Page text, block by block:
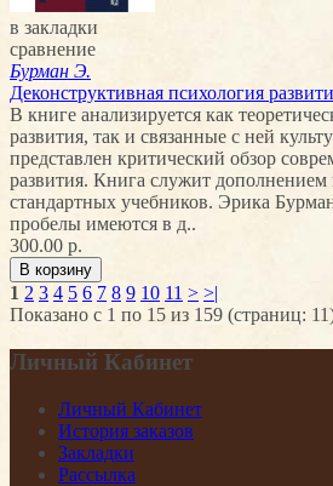
в закладки
сравнение
Бурман Э.
Деконструктивная психология
В книге анализируется как
развития, так и связанные с ней
представлен критический обзор
развития. Книга служит
стандартных учебников. Эрика
пробелы имеются в д..
300.00 р.
1 2 3 4 5 6 7 8 9 10 11 > >|
Показано с 1 по 15 из 159 (страниц:
Личный Кабинет
Личный Кабинет
История заказов
Закладки
Рассылка